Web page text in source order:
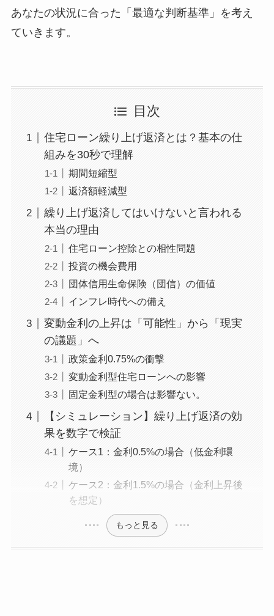
あなたの状況に合った「最適な判断基準」を考え
ていきます。
目次
住宅ローン繰り上げ返済とは？基本の仕
組みを30秒で理解
期間短縮型
返済額軽減型
繰り上げ返済してはいけないと言われる
本当の理由
住宅ローン控除との相性問題
投資の機会費用
団体信用生命保険（団信）の価値
インフレ時代への備え
変動金利の上昇は「可能性」から「現実
の議題」へ
政策金利0.75%の衝撃
変動金利型住宅ローンへの影響
固定金利型の場合は影響ない。
【シミュレーション】繰り上げ返済の効
果を数字で検証
ケース1：金利0.5%の場合（低金利環
境）
ケース2：金利1.5%の場合（金利上昇後
を想定）
もっと見る